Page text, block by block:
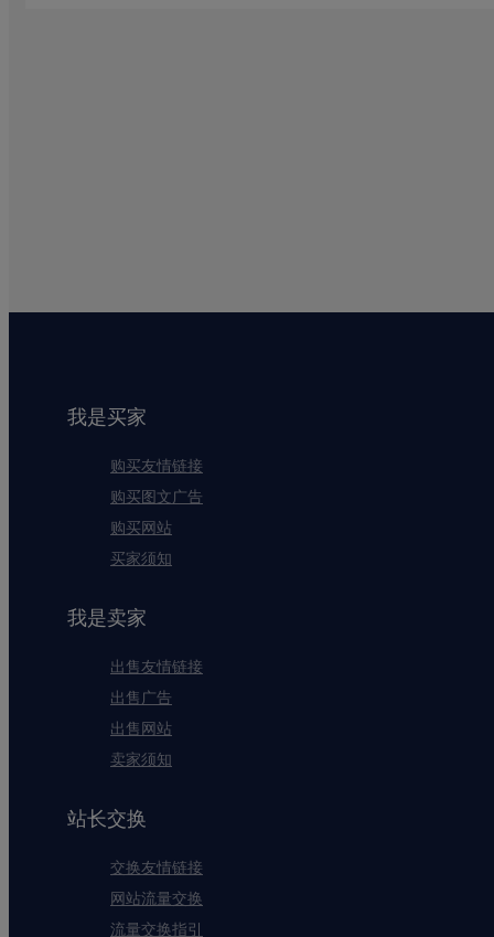
我是买家
购买友情链接
购买图文广告
购买网站
买家须知
我是卖家
出售友情链接
出售广告
出售网站
卖家须知
站长交换
交换友情链接
网站流量交换
流量交换指引